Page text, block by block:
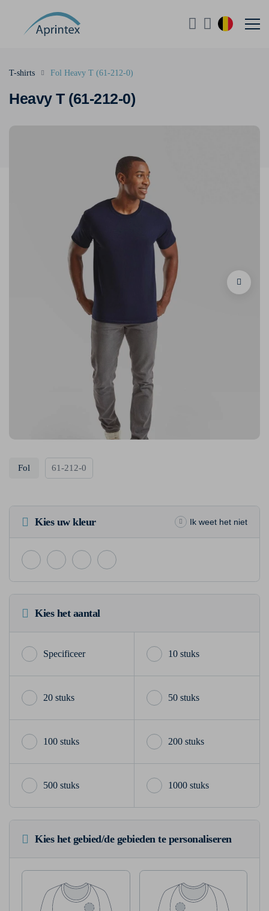
Heavy T (61-212-0)
T-shirts Fol Heavy T (61-212-0)
Fol 61-212-0
Kies uw kleur Ik weet het niet
Kies het aantal
10 stuks
20 stuks 50 stuks
100 stuks 200 stuks
500 stuks 1000 stuks
Kies het gebied/de gebieden te personaliseren